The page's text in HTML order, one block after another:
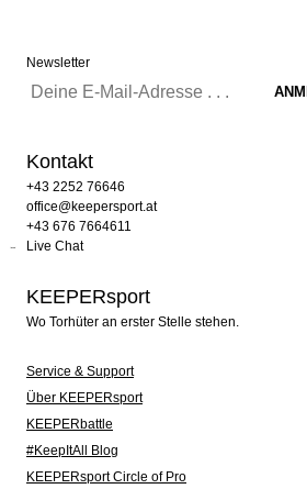
Newsletter
Kontakt
+43 2252 76646
office@keepersport.at
+43 676 7664611
Live Chat
KEEPERsport
Wo Torhüter an erster Stelle stehen.
Service & Support
Über KEEPERsport
KEEPERbattle
#KeepItAll Blog
KEEPERsport Circle of Pro